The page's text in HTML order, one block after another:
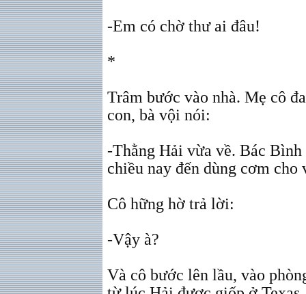
-Em có chờ thư ai đâu!
*
Trâm bước vào nhà. Mẹ cô
con, bà vội nói:
-Thằng Hải vừa về. Bác
chiều nay đến dùng cơm cho
Cô hững hờ trả lời:
-Vậy à?
Và cô bước lên lầu, vào